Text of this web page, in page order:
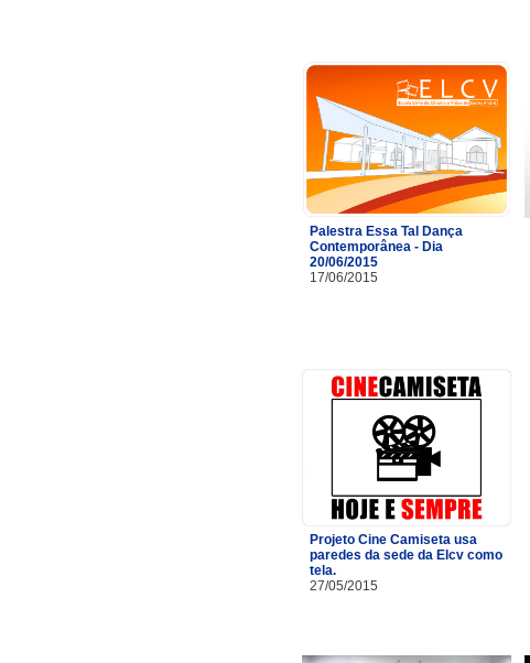
Palestra Essa Tal Dança
Contemporânea - Dia
20/06/2015
17/06/2015
Projeto Cine Camiseta usa
paredes da sede da Elcv como
tela.
27/05/2015